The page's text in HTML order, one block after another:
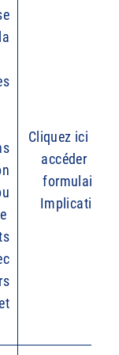
Cliquez ici pour
accéder au
formulaire
Implication